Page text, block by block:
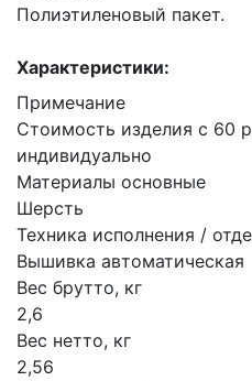
Полиэтиленовый пакет.
Характеристики:
Примечание
Стоимость изделия с 60
индивидуально
Материалы основные
Шерсть
Техника исполнения /
Вышивка автоматическая
Вес брутто, кг
2,6
Вес нетто, кг
2,56